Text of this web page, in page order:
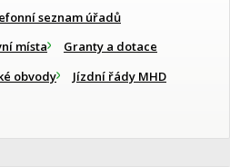
seznam úřadů
místa
Granty a dotace
obvody Jízdní řády MHD